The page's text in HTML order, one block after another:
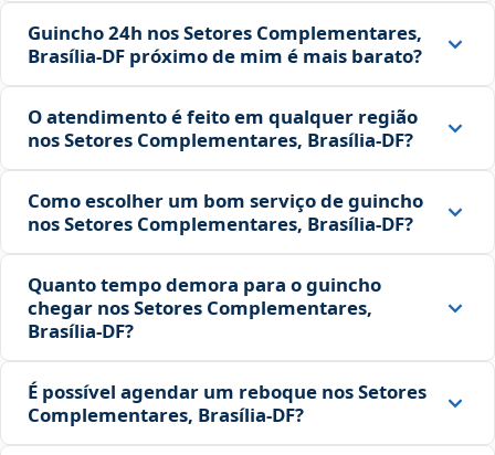
Guincho 24h nos Setores Complementares,
Brasília‑DF próximo de mim é mais barato?
O atendimento é feito em qualquer região
nos Setores Complementares, Brasília‑DF?
Como escolher um bom serviço de guincho
nos Setores Complementares, Brasília‑DF?
Quanto tempo demora para o guincho
chegar nos Setores Complementares,
Brasília‑DF?
É possível agendar um reboque nos Setores
Complementares, Brasília‑DF?